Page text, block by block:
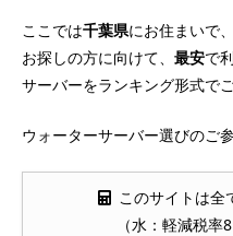
ここでは千葉県にお住まいで、
お探しの方に向けて、 最安で
サーバーをランキング形式で
ウォーターサーバー選びのご
このサイトは全
（水：軽減税率